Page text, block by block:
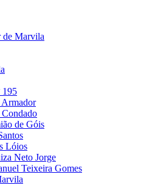
de Marvila
195
de Góis
Lóios
Neto Jorge
Teixeira Gomes